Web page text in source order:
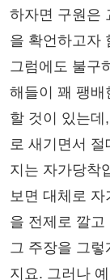
하자면 구원은
을 확언하고자
그럼에도 불구
해들이 꽤 팽배
할 것이 있는데
로 새기면서
지는 자가당착
보면 대체로
을 전제로 깔
그 주장을 그렇
지요. 그러나